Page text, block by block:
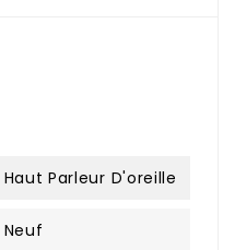
Haut Parleur D'oreille
Neuf